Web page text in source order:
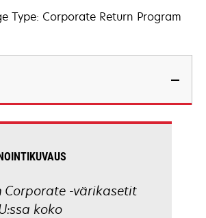
Type: Corporate Return Program
Corporate -värikasetit
koko